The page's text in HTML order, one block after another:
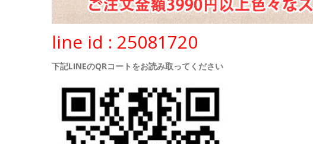
line id : 25081720
下記LINEのQRコートをお読み取ってください